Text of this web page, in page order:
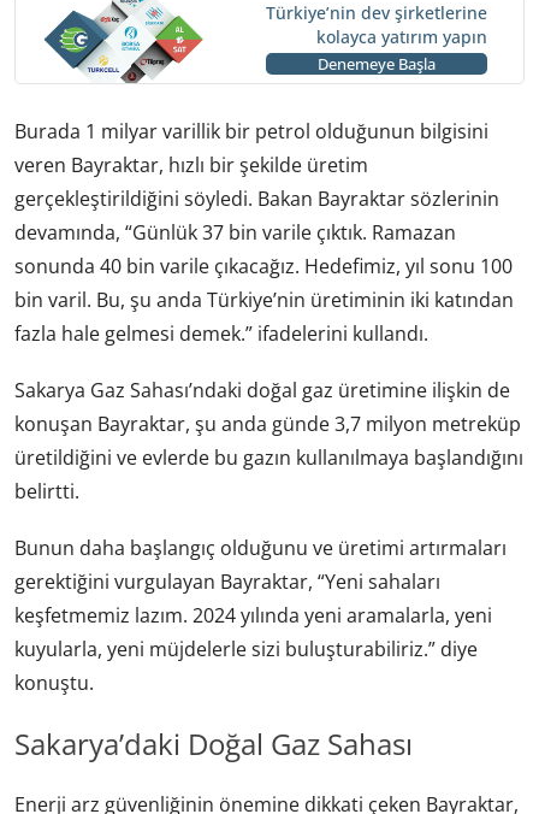
Türkiye’nin dev şirketlerine
kolayca yatırım yapın
Denemeye Başla
Burada 1 milyar varillik bir petrol olduğunun bilgisini
veren Bayraktar, hızlı bir şekilde üretim
gerçekleştirildiğini söyledi. Bakan Bayraktar sözlerinin
devamında, “Günlük 37 bin varile çıktık. Ramazan
sonunda 40 bin varile çıkacağız. Hedefimiz, yıl sonu 100
bin varil. Bu, şu anda Türkiye’nin üretiminin iki katından
fazla hale gelmesi demek.” ifadelerini kullandı.
Sakarya Gaz Sahası’ndaki doğal gaz üretimine ilişkin de
konuşan Bayraktar, şu anda günde 3,7 milyon metreküp
üretildiğini ve evlerde bu gazın kullanılmaya başlandığını
belirtti.
Bunun daha başlangıç olduğunu ve üretimi artırmaları
gerektiğini vurgulayan Bayraktar, “Yeni sahaları
keşfetmemiz lazım. 2024 yılında yeni aramalarla, yeni
kuyularla, yeni müjdelerle sizi buluşturabiliriz.” diye
konuştu.
Sakarya’daki Doğal Gaz Sahası
Enerji arz güvenliğinin önemine dikkati çeken Bayraktar,